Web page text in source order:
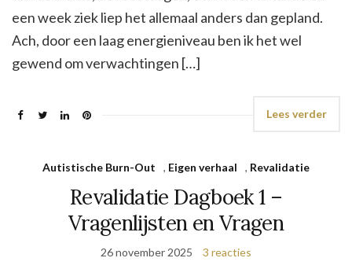
een week ziek liep het allemaal anders dan gepland.
Ach, door een laag energieniveau ben ik het wel
gewend om verwachtingen […]
Lees verder
Autistische Burn-Out , Eigen verhaal , Revalidatie
Revalidatie Dagboek 1 –
Vragenlijsten en Vragen
26 november 2025 3 reacties